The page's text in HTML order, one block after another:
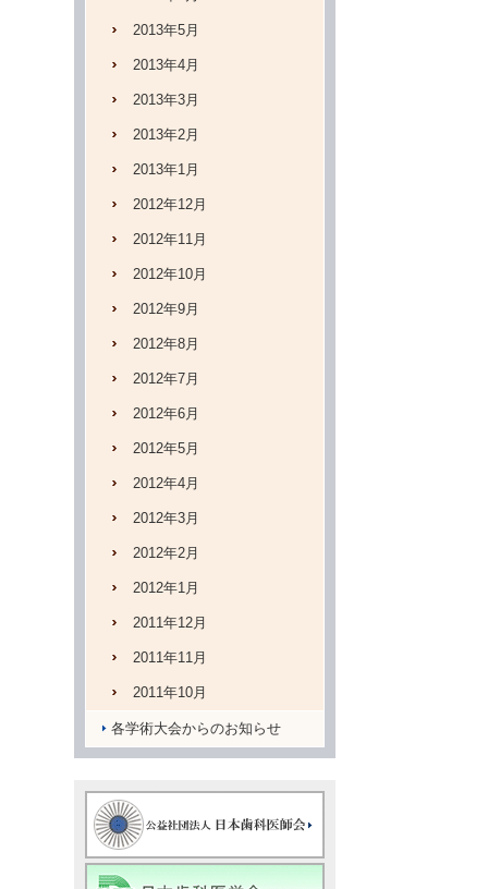
2013年5月
2013年4月
2013年3月
2013年2月
2013年1月
2012年12月
2012年11月
2012年10月
2012年9月
2012年8月
2012年7月
2012年6月
2012年5月
2012年4月
2012年3月
2012年2月
2012年1月
2011年12月
2011年11月
2011年10月
各学術大会からのお知らせ